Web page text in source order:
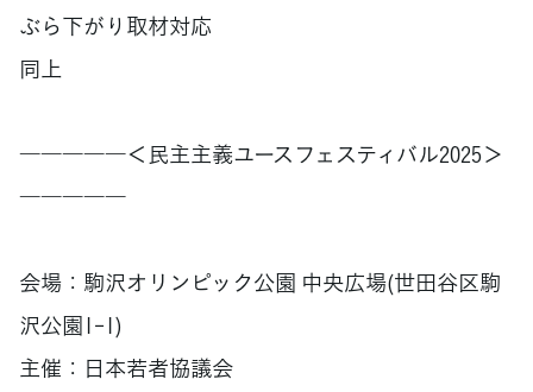
ぶら下がり取材対応
同上
―――――＜民主主義ユースフェスティバル2025＞
―――――
会場：駒沢オリンピック公園 中央広場(世田谷区駒
沢公園1-1)
主催：日本若者協議会